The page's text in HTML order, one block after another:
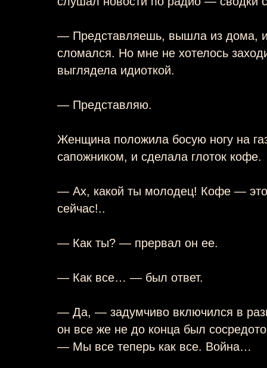
— Представляешь, вышла из дома, и
сломался. Но мне не хотелось
выглядела идиоткой.
— Представляю.
Женщина положила босую ногу на
сапожником, и сделала глоток кофе.
— Ах, какой ты молодец! Кофе —
сейчас!..
— Как ты? — прервал он ее.
— Как все… — был ответ.
— Да, — задумчиво включился в
он все же не до конца был
— Мы все теперь как все. Война…